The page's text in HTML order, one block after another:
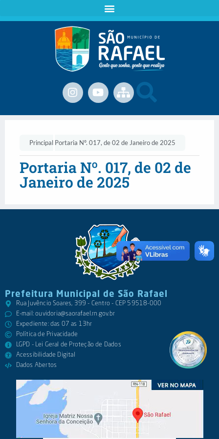
Principal Portaria Nº. 017, de 02 de Janeiro de 2025
Portaria Nº. 017, de 02 de
Janeiro de 2025
Prefeitura Municipal de São Rafael
Rua Juvêncio Soares, 399 - Centro - CEP 59518-000
E-mail:ouvidoria@saorafael.rn.gov.br
Expediente: das 07 as 13hr
Política de Privacidade
LGPD - Lei Geral de Proteção de Dados
Acessibilidade Digital
Dados Abertos